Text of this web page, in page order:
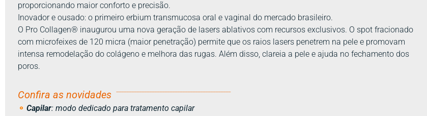
proporcionando maior conforto e precisão.
Inovador e ousado: o primeiro erbium transmucosa oral e vaginal do mercado brasileiro.
O Pro Collagen® inaugurou uma nova geração de lasers ablativos com recursos exclusivos. O spot fracionado
com microfeixes de 120 micra (maior penetração) permite que os raios lasers penetrem na pele e promovam
intensa remodelação do colágeno e melhora das rugas. Além disso, clareia a pele e ajuda no fechamento dos
poros.
Confira as novidades
⚬ Capilar: modo dedicado para tratamento capilar